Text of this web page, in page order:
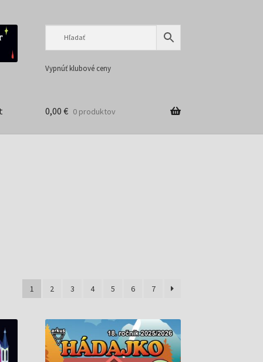
Vypnúť klubové ceny
0,00 € 0 produktov
1 2 3 4 5 6 7